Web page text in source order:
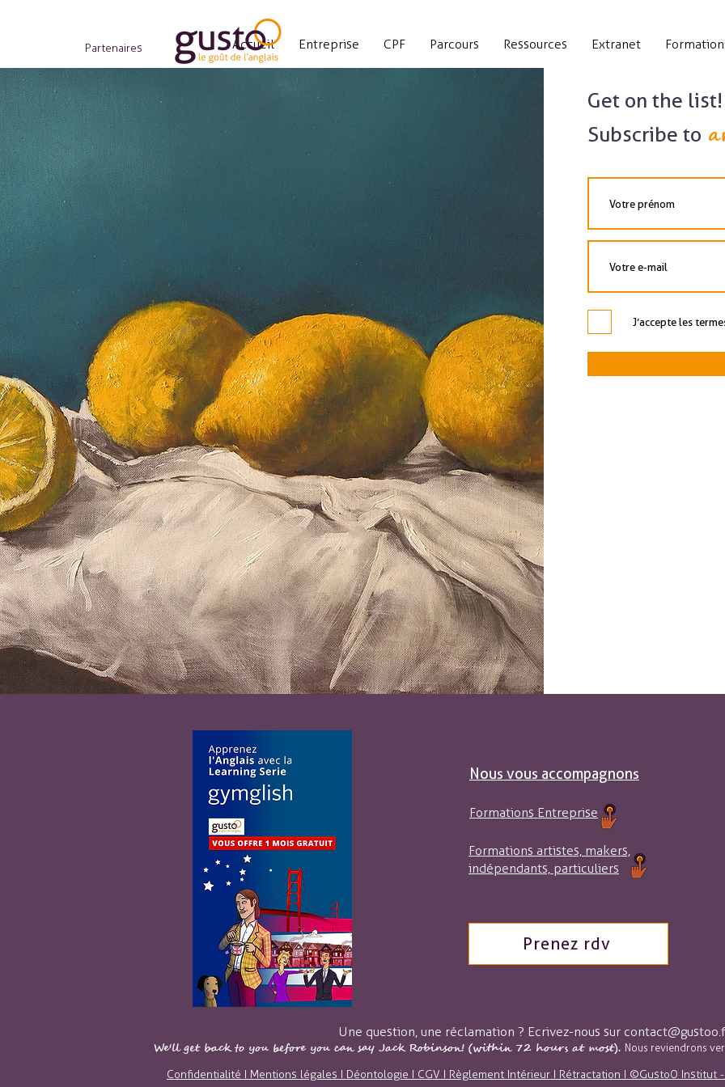
Partenaires Accueil Entreprise CPF Parcours Ressources Extranet
Get on the list!
Subscribe to
J’accepte les
Nous vous accompagnons
Formations Entreprise
Formations artistes, makers,
indépendants, particuliers
Prenez rdv
Une question, une réclamation ? Ecrivez-nous sur
We'll get back to you before you can say Jack Robinson! (within 72 hours at most). Nous reviendrons
Confidentialité I Mentions légales I Déontologie I CGV I Règlement Intérieur I Rétractation I ©GustoO Institut -